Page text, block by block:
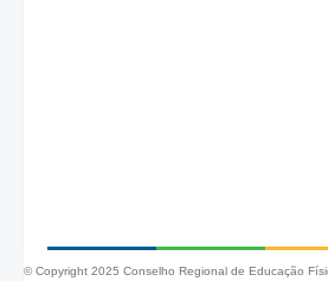
© Copyright 2025 Conselho Regional de Educação